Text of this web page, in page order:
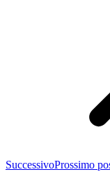
SuccessivoProssimo